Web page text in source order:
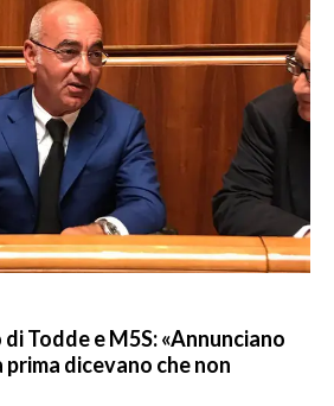
Todde e M5S: «Annunciano
dicevano che non